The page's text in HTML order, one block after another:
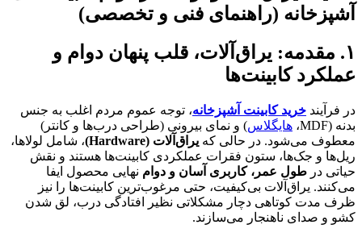
(راهنمای فنی و تخصصی)
یراق‌آلات، قلب پنهان دوام و
کابینت‌ها
خرید کابینت آشپزخانه ، توجه عموم مردم اغلب به جنس
هایگلاس ) و نمای بیرونی (طراحی درب‌ها و کانتر)
در حالی که یراق‌آلات (Hardware)
، شامل لولاها،
جک‌ها، ستون فقرات عملکردی کابینت‌ها هستند و نقش
طول عمر، کاربری آسان و دوامنهایی محصول ایفا
بی‌کیفیت، حتی مرغوب‌ترین کابینت‌ها را نیز
کوتاهی دچار مشکلاتی نظیر افتادگی درب، لق شدن
ناهنجار می‌سازند.